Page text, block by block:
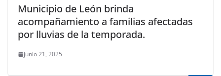
Municipio de León brinda
acompañamiento a familias afectadas
por lluvias de la temporada.
junio 21, 2025